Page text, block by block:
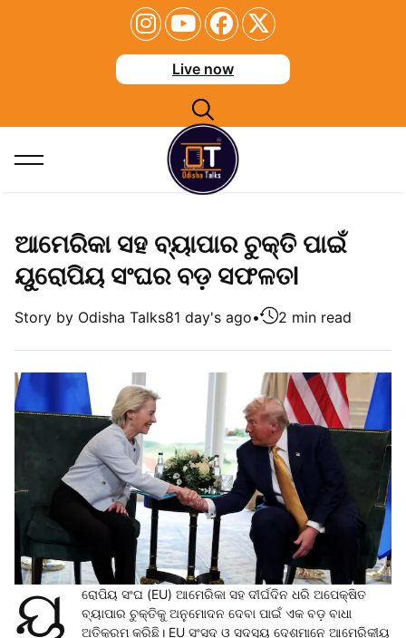
Live now
ଆମେରିକା ସହ ବ୍ୟାପାର ଚୁକ୍ତି ପାଇଁ
ୟୁରୋପିୟ ସଂଘର ବଡ଼ ସଫଳତl
Story by Odisha Talks81 day's ago• 2 min read
ୟୁ
ରୋପିୟ ସଂଘ (EU) ଆମେରିକା ସହ ଦୀର୍ଘଦିନ ଧରି ଅପେକ୍ଷିତ
ବ୍ୟାପାର ଚୁକ୍ତିକୁ ଅନୁମୋଦନ ଦେବା ପାଇଁ ଏକ ବଡ଼ ବାଧା
ଅତିକ୍ରମ କରିଛି। EU ସଂସଦ ଓ ସଦସ୍ୟ ଦେଶମାନେ ଆମେରିକୀୟ